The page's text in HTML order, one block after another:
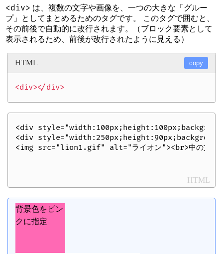
<div> は、複数の文字や画像を、一つの大きな「グルー
プ」としてまとめるためのタグです。 このタグで囲むと、
その前後で自動的に改行されます。（ブロック要素として
表示されるため、前後が改行されたように見える）
HTML copy
<div
<img src="lion1.gif" alt="ライオン"><br>中の文字
HTML
背景色をピン
クに指定